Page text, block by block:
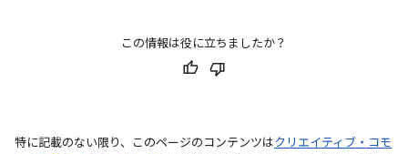
この情報は役に立ちましたか？
特に記載のない限り、このページのコンテンツはクリエイティブ・コモ